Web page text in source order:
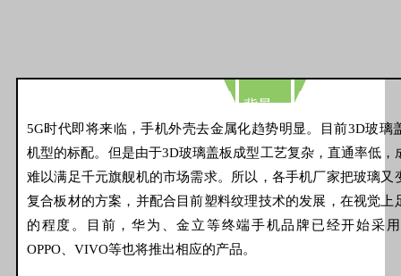
背景：
5G时代即将来临，手机外壳去金属化趋势明显。目前3D玻璃
机型的标配。但是由于3D玻璃盖板成型工艺复杂，直通率低，
难以满足千元旗舰机的市场需求。所以，各手机厂家把玻璃又
复合板材的方案，并配合目前塑料纹理技术的发展，在视觉上
的程度。目前，华为、金立等终端手机品牌已经开始采
OPPO、VIVO等也将推出相应的产品。